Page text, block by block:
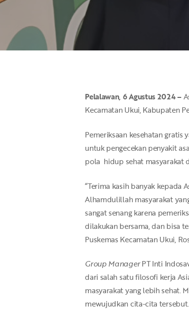
Hit enter to search or ESC to close
Pelalawan, 6 Agustus 2024 –
Kecamatan Ukui, Kabupaten
Pemeriksaan kesehatan
untuk pengecekan penyakit
pola hidup sehat masyarakat
“Terima kasih banyak kepada
Alhamdulillah masyarakat
sangat senang karena
dilakukan bersama, dan bisa
Puskemas Kecamatan Ukui,
Group ManagerPT Inti
dari salah satu filosofi kerja
masyarakat yang lebih sehat.
mewujudkan cita-cita